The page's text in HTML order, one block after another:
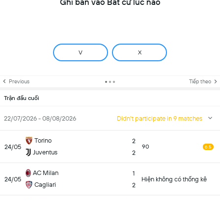
Ghi bàn vào Bất cứ lúc nào
V X
Previous Tiếp theo
Trận đấu cuối
22/07/2026 - 08/08/2026 Didn't participate in 9 matches
24/05
Torino
Juventus
2
2
90 6.5
24/05
AC Milan
Cagliari
1
2
Hiện không có thống kê